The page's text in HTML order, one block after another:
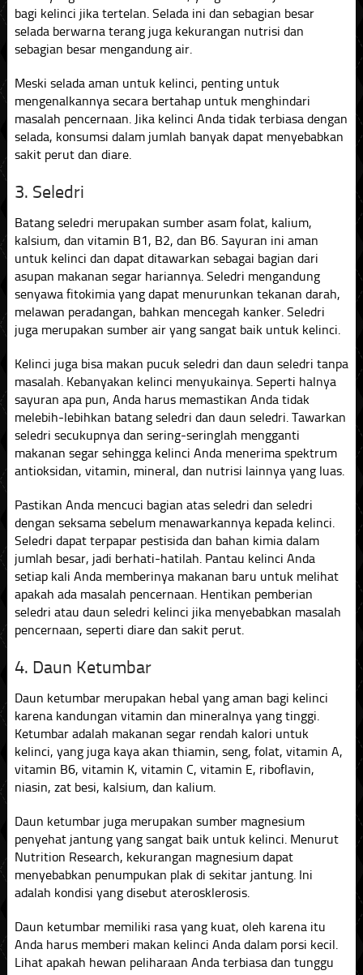
bagi kelinci jika tertelan. Selada ini dan sebagian besar
selada berwarna terang juga kekurangan nutrisi dan
sebagian besar mengandung air.
Meski selada aman untuk kelinci, penting untuk
mengenalkannya secara bertahap untuk menghindari
masalah pencernaan. Jika kelinci Anda tidak terbiasa dengan
selada, konsumsi dalam jumlah banyak dapat menyebabkan
sakit perut dan diare.
3. Seledri
Batang seledri merupakan sumber asam folat, kalium,
kalsium, dan vitamin B1, B2, dan B6. Sayuran ini aman
untuk kelinci dan dapat ditawarkan sebagai bagian dari
asupan makanan segar hariannya. Seledri mengandung
senyawa fitokimia yang dapat menurunkan tekanan darah,
melawan peradangan, bahkan mencegah kanker. Seledri
juga merupakan sumber air yang sangat baik untuk kelinci.
Kelinci juga bisa makan pucuk seledri dan daun seledri tanpa
masalah. Kebanyakan kelinci menyukainya. Seperti halnya
sayuran apa pun, Anda harus memastikan Anda tidak
melebih-lebihkan batang seledri dan daun seledri. Tawarkan
seledri secukupnya dan sering-seringlah mengganti
makanan segar sehingga kelinci Anda menerima spektrum
antioksidan, vitamin, mineral, dan nutrisi lainnya yang luas.
Pastikan Anda mencuci bagian atas seledri dan seledri
dengan seksama sebelum menawarkannya kepada kelinci.
Seledri dapat terpapar pestisida dan bahan kimia dalam
jumlah besar, jadi berhati-hatilah. Pantau kelinci Anda
setiap kali Anda memberinya makanan baru untuk melihat
apakah ada masalah pencernaan. Hentikan pemberian
seledri atau daun seledri kelinci jika menyebabkan masalah
pencernaan, seperti diare dan sakit perut.
4. Daun Ketumbar
Daun ketumbar merupakan hebal yang aman bagi kelinci
karena kandungan vitamin dan mineralnya yang tinggi.
Ketumbar adalah makanan segar rendah kalori untuk
kelinci, yang juga kaya akan thiamin, seng, folat, vitamin A,
vitamin B6, vitamin K, vitamin C, vitamin E, riboflavin,
niasin, zat besi, kalsium, dan kalium.
Daun ketumbar juga merupakan sumber magnesium
penyehat jantung yang sangat baik untuk kelinci. Menurut
Nutrition Research, kekurangan magnesium dapat
menyebabkan penumpukan plak di sekitar jantung. Ini
adalah kondisi yang disebut aterosklerosis.
Daun ketumbar memiliki rasa yang kuat, oleh karena itu
Anda harus memberi makan kelinci Anda dalam porsi kecil.
Lihat apakah hewan peliharaan Anda terbiasa dan tunggu